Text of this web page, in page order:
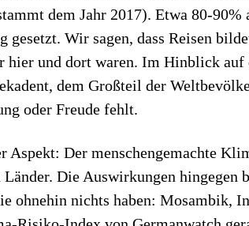
dem Jahr 2017). Etwa 80-90%
Wir sagen, dass Reisen
hier und dort waren. Im Hinblick auf
dem Großteil der
oder Freude fehlt.
Der menschengemachte
Die Auswirkungen hingegen
ohnehin nichts haben: Mosambik,